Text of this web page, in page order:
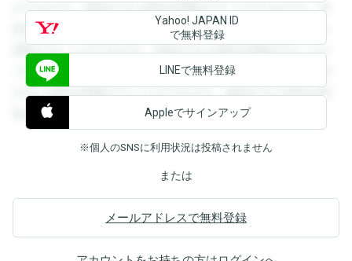
ができます。登録すると回答を閲覧することができます。登
録すると回答を閲覧することができます。登録すると回答を
閲覧することができます。登録すると回答を閲覧することが
できます。登録すると回答を閲覧することができます。登録
すると回答を閲覧することができます。登録すると回答を閲
覧することができます。
Yahoo! JAPAN ID
で無料登録
LINEで無料登録
Appleでサインアップ
※個人のSNSに利用状況は投稿されません
または
メールアドレスで無料登録